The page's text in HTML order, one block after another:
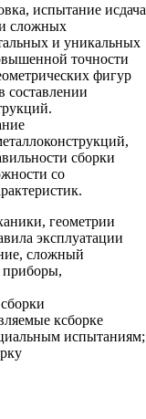
испытание исдача
сложных
и уникальных
точности
фигур
составлении
сборки
со
геометрии
эксплуатации
сложный
приборы,
ксборке
испытаниям;